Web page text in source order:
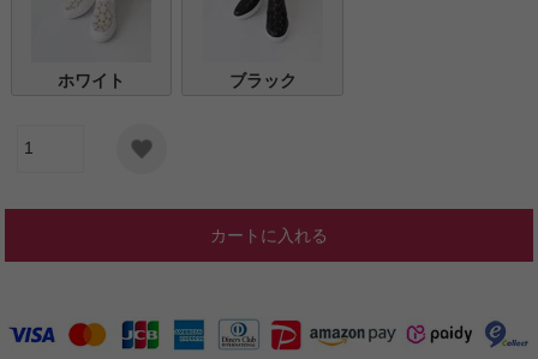
ホワイト ブラック
カートに入れる